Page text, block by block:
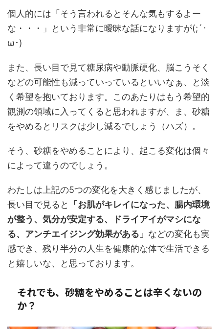
個人的には「そう言われるとそんな気もするよー
な・・・」という非常に曖昧な話になりますが(;´･
ω･)
また、長い目で見て糖尿病や動脈硬化、脳こうそく
などの可能性も減っていっているといいなぁ、と淡
く希望を抱いております。このあたりはもう希望的
観測の領域に入ってくると思われますが、ま、砂糖
をやめるとリスクは少し減るでしょう（ハズ）。
そう、砂糖をやめることにより、起こる変化は個々
によって違うのでしょう。
わたしは上記の5つの変化を大きく感じましたが、
長い目で見ると
「お肌がキレイになった、腸内環境
が整う、気分が安定する、ドライアイがマシにな
る、アンチエイジング効果がある」 などの変化も実
感でき、残り半分の人生を健康的な体で生活できる
と嬉しいな、と思っております。
それでも、砂糖をやめることは辛くないの
か？